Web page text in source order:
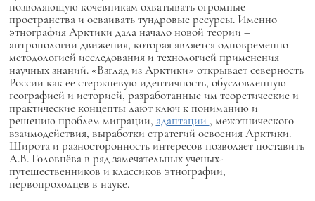
позволяющую кочевникам охватывать огромные
пространства и осваивать тундровые ресурсы. Именно
этнография Арктики дала начало новой теории –
антропологии движения, которая является одновременно
методологией исследования и технологией применения
научных знаний. «Взгляд из Арктики» открывает северность
России как ее стержневую идентичность, обусловленную
географией и историей, разработанные им теоретические и
практические концепты дают ключ к пониманию и
решению проблем миграции, адаптации , межэтнического
взаимодействия, выработки стратегий освоения Арктики.
Широта и разносторонность интересов позволяет поставить
А.В. Головнёва в ряд замечательных ученых-
путешественников и классиков этнографии,
первопроходцев в науке.